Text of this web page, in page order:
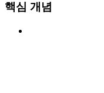
핵심 개념